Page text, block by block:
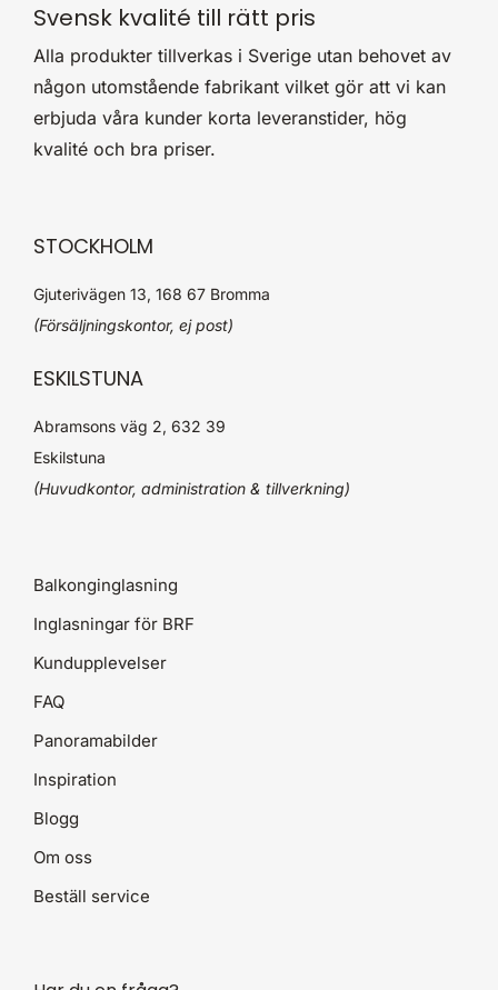
Svensk kvalité till rätt pris
Alla produkter tillverkas i Sverige utan behovet av
någon utomstående fabrikant vilket gör att vi kan
erbjuda våra kunder korta leveranstider, hög
kvalité och bra priser.
STOCKHOLM
Gjuterivägen 13, 168 67 Bromma
(Försäljningskontor, ej post)
ESKILSTUNA
Abramsons väg 2, 632 39
Eskilstuna
(Huvudkontor, administration & tillverkning)
Balkonginglasning
Inglasningar för BRF
Kundupplevelser
FAQ
Panoramabilder
Inspiration
Blogg
Om oss
Beställ service